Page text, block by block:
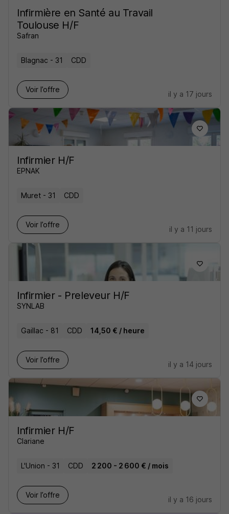
Infirmière en Santé au Travail
Toulouse H/F
Safran
Blagnac - 31 CDD
Voir l’offre
il y a 17 jours
Infirmier H/F
EPNAK
Muret - 31 CDD
Voir l’offre
il y a 11 jours
Infirmier - Preleveur H/F
SYNLAB
Gaillac - 81 CDD 14,50 € / heure
Voir l’offre
il y a 14 jours
Infirmier H/F
Clariane
L'Union - 31 CDD 2 200 - 2 600 € / mois
Voir l’offre
il y a 16 jours